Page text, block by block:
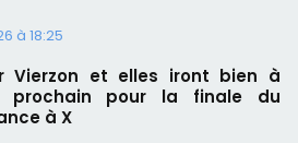
à 18:25
Vierzon et elles iront bien à
prochain pour la finale du
à X